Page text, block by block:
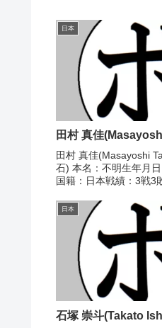
日本
田村 真佳
田村 真佳(Masayoshi
石) 本名：不明生年月
国籍：日本戦績：3戦3
定 1-2(37-39、38-39
日本
石塚 崇斗(Takato